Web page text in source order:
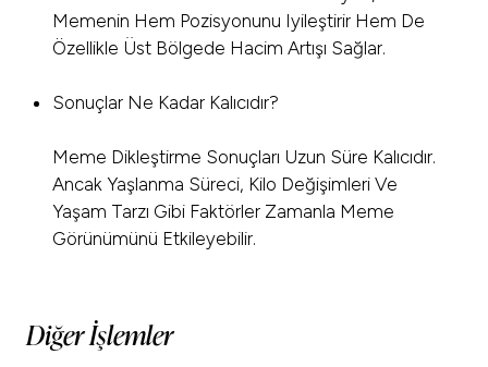
Memenin Hem Pozisyonunu Iyileştirir Hem De
Özellikle Üst Bölgede Hacim Artışı Sağlar.
Sonuçlar Ne Kadar Kalıcıdır?
Meme Dikleştirme Sonuçları Uzun Süre Kalıcıdır.
Ancak Yaşlanma Süreci, Kilo Değişimleri Ve
Yaşam Tarzı Gibi Faktörler Zamanla Meme
Görünümünü Etkileyebilir.
Diğer İşlemler